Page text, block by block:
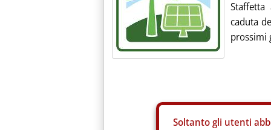
caduta
prossimi
Soltanto gli utenti